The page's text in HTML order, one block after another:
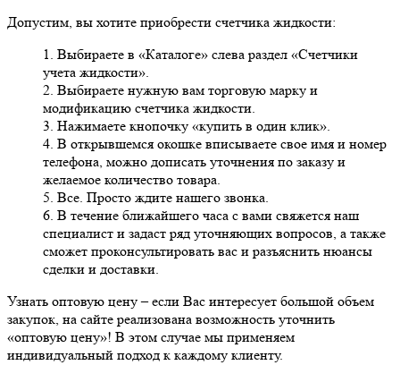
Допустим, вы хотите приобрести счетчика жидкости:
1. Выбираете в «Каталоге» слева раздел «Счетчики
учета жидкости».
2. Выбираете нужную вам торговую марку и
модификацию счетчика жидкости.
3. Нажимаете кнопочку «купить в один клик».
4. В открывшемся окошке вписываете свое имя и номер
телефона, можно дописать уточнения по заказу и
желаемое количество товара.
5. Все. Просто ждите нашего звонка.
6. В течение ближайшего часа с вами свяжется наш
специалист и задаст ряд уточняющих вопросов, а также
сможет проконсультировать вас и разъяснить нюансы
сделки и доставки.
Узнать оптовую цену– если Вас интересует большой объем
закупок, на сайте реализована возможность уточнить
«оптовую цену»! В этом случае мы применяем
индивидуальный подход к каждому клиенту.